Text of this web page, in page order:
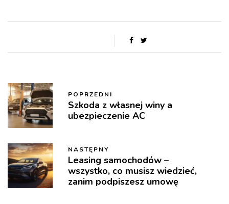
POPRZEDNI
Szkoda z własnej winy a
ubezpieczenie AC
NASTĘPNY
Leasing samochodów –
wszystko, co musisz wiedzieć,
zanim podpiszesz umowę